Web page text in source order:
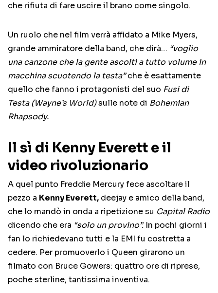
che rifiuta di fare uscire il brano come singolo.
Un ruolo che nel film verrà affidato a Mike Myers,
grande ammiratore della band, che dirà… “voglio
una canzone che la gente ascolti a tutto volume in
macchina scuotendo la testa”che è esattamente
quello che fanno i protagonisti del suo Fusi di
Testa (Wayne’s World)sulle note di Bohemian
Rhapsody.
Il sì di Kenny Everett e il
video rivoluzionario
A quel punto Freddie Mercury fece ascoltare il
pezzo a Kenny Everett, deejay e amico della band,
che lo mandò in onda a ripetizione su Capital Radio
dicendo che era “solo un provino”. In pochi giorni i
fan lo richiedevano tutti e la EMI fu costretta a
cedere. Per promuoverlo i Queen girarono un
filmato con Bruce Gowers: quattro ore di riprese,
poche sterline, tantissima inventiva.